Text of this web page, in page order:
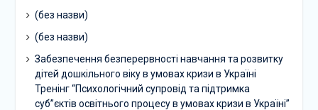
(без назви)
(без назви)
Забезпечення безперервності навчання та розвитку
дітей дошкільного віку в умовах кризи в Україні
Тренінг “Психологічний супровід та підтримка
суб”єктів освітнього процесу в умовах кризи в Україні”